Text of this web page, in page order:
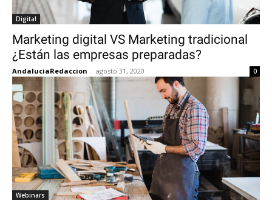
Digital
Marketing digital VS Marketing tradicional
¿Están las empresas preparadas?
AndaluciaRedaccion - agosto 31, 2020 0
Webinars